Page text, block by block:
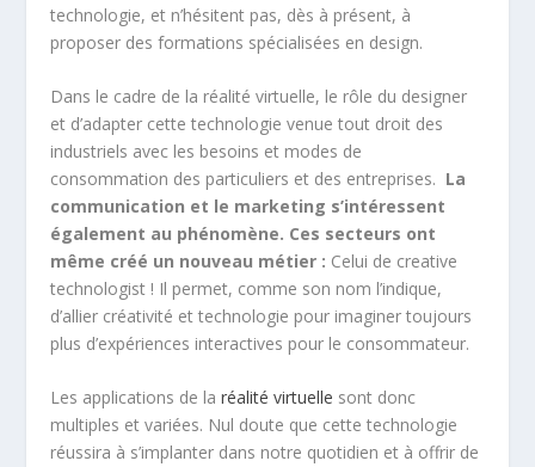
technologie, et n’hésitent pas, dès à présent, à
proposer des formations spécialisées en design.
Dans le cadre de la réalité virtuelle, le rôle du designer
et d’adapter cette technologie venue tout droit des
industriels avec les besoins et modes de
consommation des particuliers et des entreprises. La
communication et le marketing s’intéressent
également au phénomène. Ces secteurs ont
même créé un nouveau métier : Celui de creative
technologist ! Il permet, comme son nom l’indique,
d’allier créativité et technologie pour imaginer toujours
plus d’expériences interactives pour le consommateur.
Les applications de laréalité virtuelle sont donc
multiples et variées. Nul doute que cette technologie
réussira à s’implanter dans notre quotidien et à offrir de